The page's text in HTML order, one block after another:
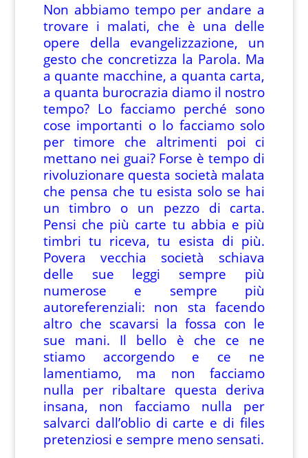
Non abbiamo tempo per andare a
trovare i malati, che è una delle
opere della evangelizzazione, un
gesto che concretizza la Parola. Ma
a quante macchine, a quanta carta,
a quanta burocrazia diamo il nostro
tempo? Lo facciamo perché sono
cose importanti o lo facciamo solo
per timore che altrimenti poi ci
mettano nei guai? Forse è tempo di
rivoluzionare questa società malata
che pensa che tu esista solo se hai
un timbro o un pezzo di carta.
Pensi che più carte tu abbia e più
timbri tu riceva, tu esista di più.
Povera vecchia società schiava
delle sue leggi sempre più
numerose e sempre più
autoreferenziali: non sta facendo
altro che scavarsi la fossa con le
sue mani. Il bello è che ce ne
stiamo accorgendo e ce ne
lamentiamo, ma non facciamo
nulla per ribaltare questa deriva
insana, non facciamo nulla per
salvarci dall’oblio di carte e di files
pretenziosi e sempre meno sensati.